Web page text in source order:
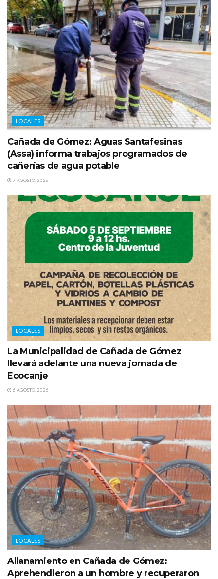
LOCALES
Cañada de Gómez: Aguas Santafesinas
(Assa) informa trabajos programados de
cañerías de agua potable
7 AGOSTO, 2026
LOCALES
La Municipalidad de Cañada de Gómez
llevará adelante una nueva jornada de
Ecocanje
6 AGOSTO, 2026
LOCALES
Allanamiento en Cañada de Gómez:
Aprehendieron a un hombre y recuperaron